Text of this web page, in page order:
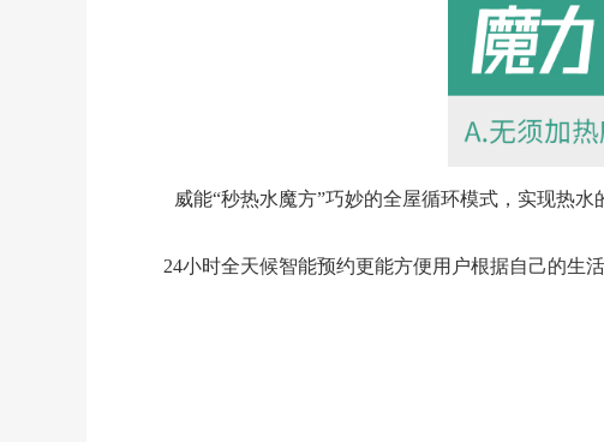
威能“秒热水魔方”巧妙的全屋循环模式，实现热
24小时全天候智能预约更能方便用户根据自己的生